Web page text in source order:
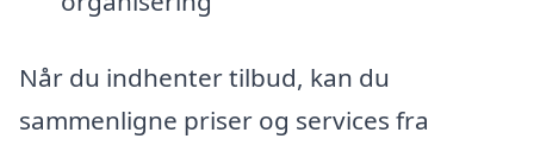
Når du indhenter tilbud, kan du
sammenligne priser og services fra